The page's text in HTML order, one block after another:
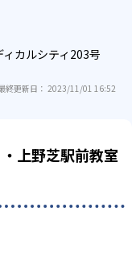
カルシティ203号
終更新日： 2023/11/01 16:52
上野芝駅前教室